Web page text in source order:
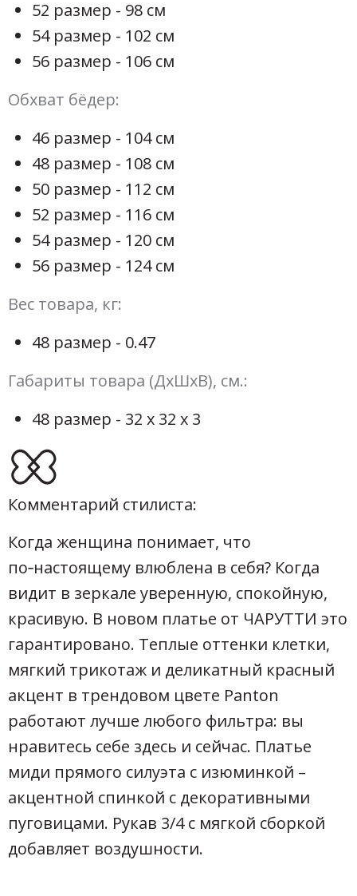
52 размер - 98 см
54 размер - 102 см
56 размер - 106 см
Обхват бёдер:
46 размер - 104 см
48 размер - 108 см
50 размер - 112 см
52 размер - 116 см
54 размер - 120 см
56 размер - 124 см
Вес товара, кг:
48 размер - 0.47
Габариты товара (ДхШхВ), см.:
48 размер - 32 х 32 х 3
Комментарий стилиста:
Когда женщина понимает, что
по‑настоящему влюблена в себя? Когда
видит в зеркале уверенную, спокойную,
красивую. В новом платье от ЧАРУТТИ это
гарантировано. Теплые оттенки клетки,
мягкий трикотаж и деликатный красный
акцент в трендовом цвете Panton
работают лучше любого фильтра: вы
нравитесь себе здесь и сейчас. Платье
миди прямого силуэта с изюминкой –
акцентной спинкой с декоративными
пуговицами. Рукав 3/4 с мягкой сборкой
добавляет воздушности.